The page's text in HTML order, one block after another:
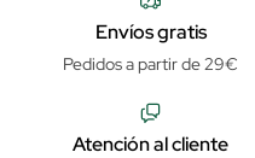
Envíos gratis
Pedidos a partir de 29€
Atención al cliente